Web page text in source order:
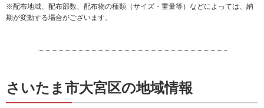
※配布地域、配布部数、配布物の種類（サイズ・重量等）などによっては、納
期が変動する場合がございます。
さいたま市大宮区の地域情報